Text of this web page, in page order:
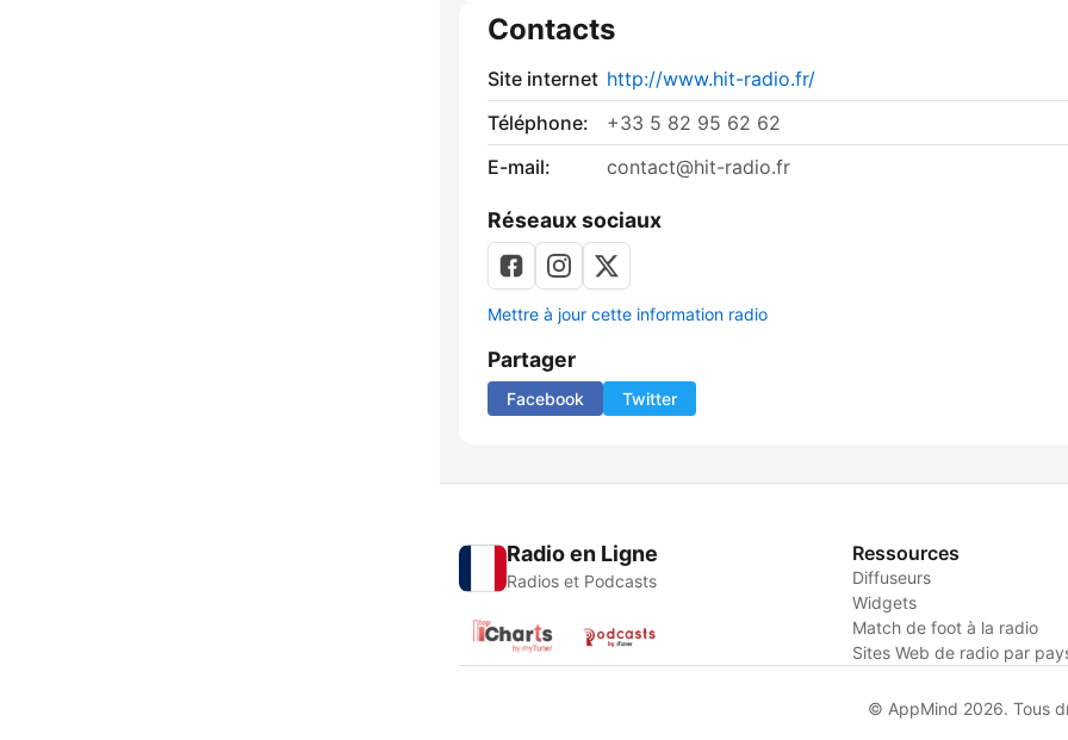
Contacts
Site internet http://www.hit-radio.fr/
Téléphone:
+33 5 82 95 62 62
E-mail:
contact@hit-radio.fr
Réseaux sociaux
Mettre à jour cette information radio
Partager
Facebook Twitter
Radio en Ligne
Radios et Podcasts
Ressources
Diffuseurs
Widgets
Match de foot à la radio
Sites Web de radio par
© AppMind 2026. Tous